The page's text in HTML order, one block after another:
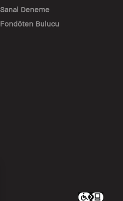
Sanal Deneme
Fondöten Bulucu